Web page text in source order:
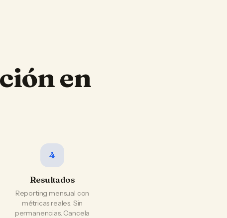
en
4
Resultados
Reporting mensual con
métricas reales. Sin
permanencias. Cancela